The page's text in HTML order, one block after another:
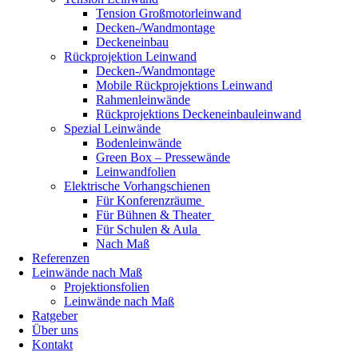
Tension Großmotorleinwand
Decken-/Wandmontage
Deckeneinbau
Rückprojektion Leinwand
Decken-/Wandmontage
Mobile Rückprojektions Leinwand
Rahmenleinwände
Rückprojektions Deckeneinbauleinwand
Spezial Leinwände
Bodenleinwände
Green Box – Pressewände
Leinwandfolien
Elektrische Vorhangschienen
Für Konferenzräume
Für Bühnen & Theater
Für Schulen & Aula
Nach Maß
Referenzen
Leinwände nach Maß
Projektionsfolien
Leinwände nach Maß
Ratgeber
Über uns
Kontakt